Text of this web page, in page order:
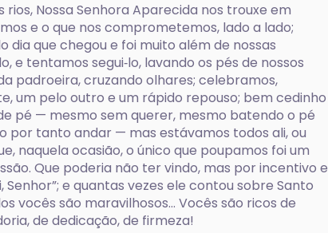
Nossa Senhora Aparecida nos trouxe em
e o que nos comprometemos, lado a lado;
dia que chegou e foi muito além de nossas
e tentamos segui‑lo, lavando os pés de nossos
padroeira, cruzando olhares; celebramos,
um pelo outro e um rápido repouso; bem cedinho
pé — mesmo sem querer, mesmo batendo o pé
por tanto andar — mas estávamos todos ali, ou
naquela ocasião, o único que poupamos foi um
Que poderia não ter vindo, mas por incentivo e
Senhor”; e quantas vezes ele contou sobre Santo
vocês são maravilhosos... Vocês são ricos de
de dedicação, de firmeza!